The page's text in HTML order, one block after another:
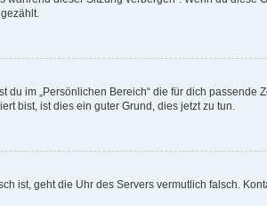
im „Persönlichen Bereich“ die für dich passende
bist, ist dies ein guter Grund, dies jetzt zu tun.
ist, geht die Uhr des Servers vermutlich falsch.